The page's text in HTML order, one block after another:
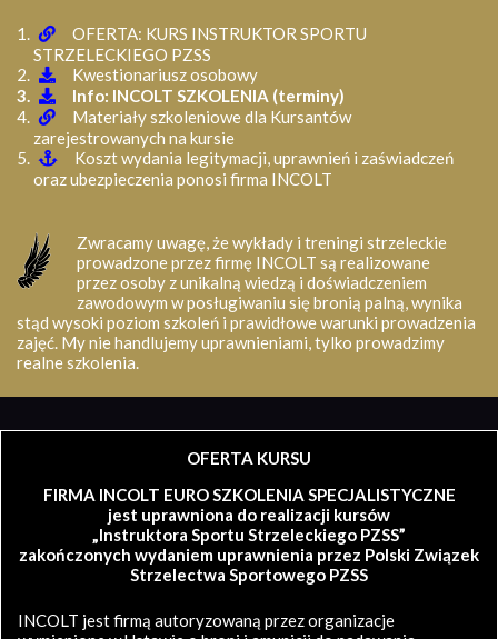
OFERTA: KURS INSTRUKTOR SPORTU
STRZELECKIEGO PZSS
Kwestionariusz osobowy
Info: INCOLT SZKOLENIA (terminy)
Materiały szkoleniowe dla Kursantów
zarejestrowanych na kursie
Koszt wydania legitymacji, uprawnień i zaświadczeń
oraz ubezpieczenia ponosi firma INCOLT
Zwracamy uwagę, że wykłady i treningi strzeleckie
prowadzone przez firmę INCOLT są realizowane
przez osoby z unikalną wiedzą i doświadczeniem
zawodowym w posługiwaniu się bronią palną, wynika
stąd wysoki poziom szkoleń i prawidłowe warunki prowadzenia
zajęć. My nie handlujemy uprawnieniami, tylko prowadzimy
realne szkolenia.
OFERTA KURSU
FIRMA INCOLT EURO SZKOLENIA SPECJALISTYCZNE
jest uprawniona do realizacji kursów
„Instruktora Sportu Strzeleckiego PZSS”
zakończonych wydaniem uprawnienia przez Polski Związek
Strzelectwa Sportowego PZSS
INCOLT jest firmą autoryzowaną przez organizacje